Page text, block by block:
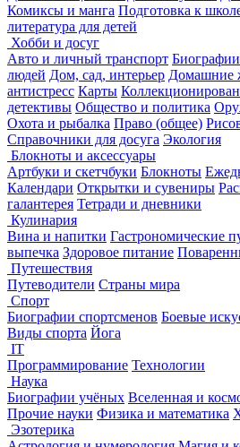
Комиксы и манга Подготовка к
литература для детей
Хобби и досуг
Авто и личный транспорт
людей Дом, сад, интерьер Домашние
антистресс Карты
детективы Общество и политика
Охота и рыбалка Право (общее)
Справочники для досуга Экология
Блокноты и аксессуары
Артбуки и скетчбуки Блокноты
Календари Открытки и сувениры
галантерея Тетради и дневники
Кулинария
Вина и напитки Гастрономические
выпечка Здоровое питание
Путешествия
Путеводители Страны мира
Спорт
Биографии спортсменов Боевые
Виды спорта Йога
IT
Программирование Технологии
Наука
Биографии учёных Вселенная и
Прочие науки Физика и математика
Эзотерика